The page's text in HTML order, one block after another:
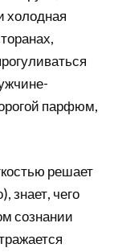
холодная
парфюм,
решает
знает, чего
сознании